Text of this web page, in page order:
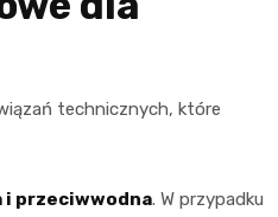
technicznych, które
i przeciwwodna. W przypadku